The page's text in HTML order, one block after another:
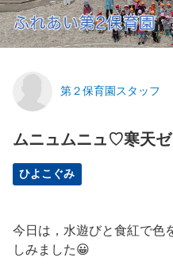
第２保育園スタッフ
ムニュムニュ♡寒天
ひよこぐみ
今日は，水遊びと食紅で色
しみました😀